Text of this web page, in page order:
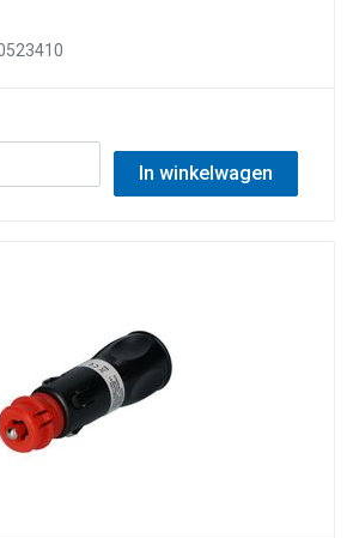
In winkelwagen